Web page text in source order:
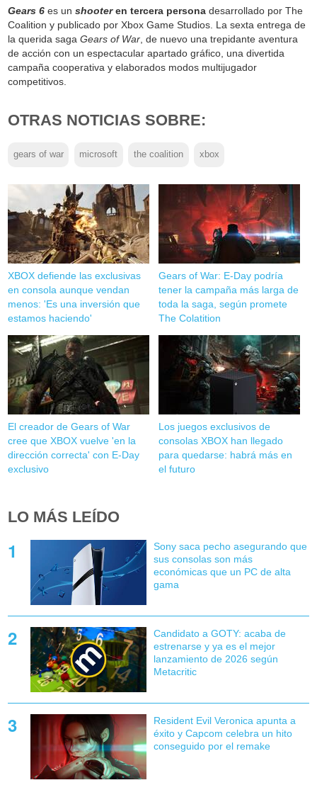
Gears 6 es unshooteren tercera persona desarrollado por The
Coalition y publicado por Xbox Game Studios. La sexta entrega de
la querida sagaGears of War , de nuevo una trepidante aventura
de acción con un espectacular apartado gráfico, una divertida
campaña cooperativa y elaborados modos multijugador
competitivos.
OTRAS NOTICIAS SOBRE:
gears of war microsoft the coalition xbox
XBOX defiende las exclusivas
en consola aunque vendan
menos: 'Es una inversión que
estamos haciendo'
Gears of War: E-Day podría
tener la campaña más larga de
toda la saga, según promete
The Colatition
El creador de Gears of War
cree que XBOX vuelve 'en la
dirección correcta' con E-Day
exclusivo
Los juegos exclusivos de
consolas XBOX han llegado
para quedarse: habrá más en
el futuro
LO MÁS LEÍDO
Sony saca pecho asegurando que
sus consolas son más
económicas que un PC de alta
gama
Candidato a GOTY: acaba de
estrenarse y ya es el mejor
lanzamiento de 2026 según
Metacritic
Resident Evil Veronica apunta a
éxito y Capcom celebra un hito
conseguido por el remake